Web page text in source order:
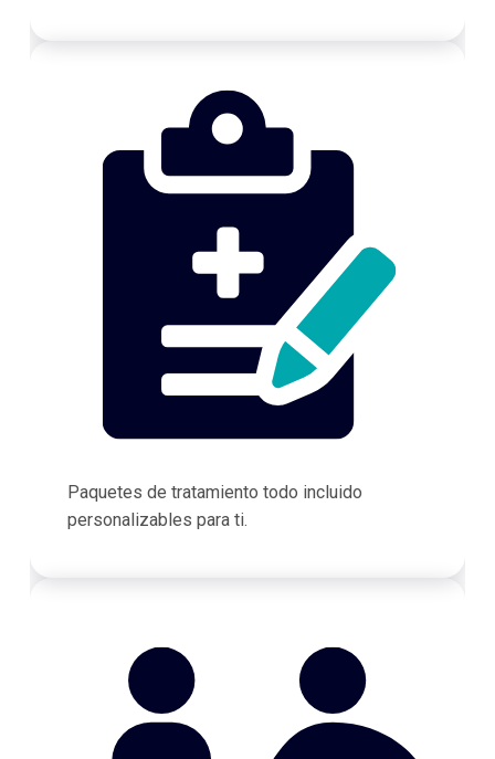
Paquetes de tratamiento todo incluido
personalizables para ti.